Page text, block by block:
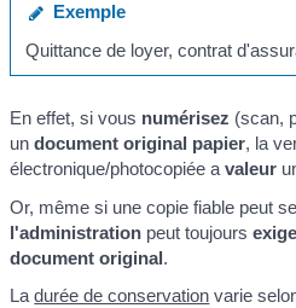
Exemple
Quittance de loyer, contrat
En effet, si vous numérisez (scan,
undocument original papier, la
électronique/photocopiée avaleur
Or, même si une copie fiable peut
l'administration peut toujours
document original.
Ladurée de conservation varie